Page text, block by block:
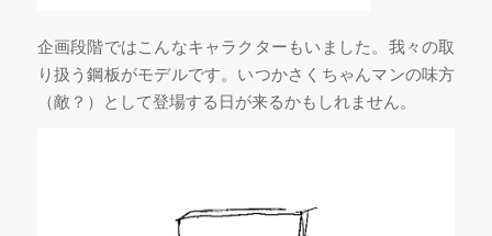
企画段階ではこんなキャラクターもいました。我々の取
り扱う鋼板がモデルです。いつかさくちゃんマンの味方
（敵？）として登場する日が来るかもしれません。